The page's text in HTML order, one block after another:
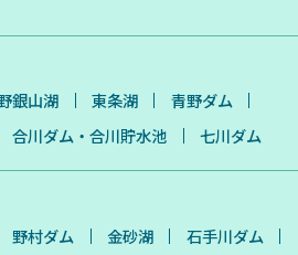
銀山湖 東条湖
青野ダム
合川ダム・合川貯水池 七川ダム
野村ダム 金砂湖
石手川ダム